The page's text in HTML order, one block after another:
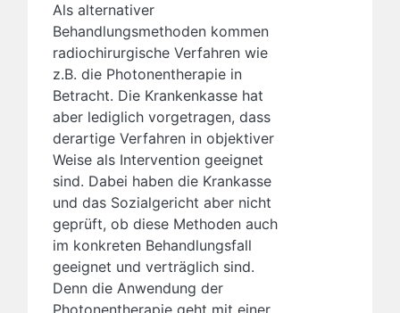
Als alternativer
Behandlungsmethoden kommen
radiochirurgische Verfahren wie
z.B. die Photonentherapie in
Betracht. Die Krankenkasse hat
aber lediglich vorgetragen, dass
derartige Verfahren in objektiver
Weise als Intervention geeignet
sind. Dabei haben die Krankasse
und das Sozialgericht aber nicht
geprüft, ob diese Methoden auch
im konkreten Behandlungsfall
geeignet und verträglich sind.
Denn die Anwendung der
Photonentherapie geht mit einer